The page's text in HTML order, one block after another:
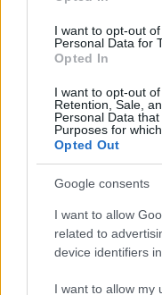
I want to opt-out
Personal Data for
Opted In
I want to opt-out
Retention, Sale,
Personal Data
Purposes for
Opted Out
Google consents
I want to allow
related to
device identifiers
I want to allow my
μόνο 2
ΑΣΕΠ: Εξ
μέρες